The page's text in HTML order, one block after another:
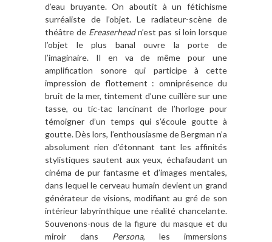
d’eau bruyante. On aboutit à un fétichisme
surréaliste de l’objet. Le radiateur-scène de
théâtre de Ereaserheadn’est pas si loin lorsque
l’objet le plus banal ouvre la porte de
l’imaginaire. Il en va de même pour une
amplification sonore qui participe à cette
impression de flottement : omniprésence du
bruit de la mer, tintement d’une cuillère sur une
tasse, ou tic-tac lancinant de l’horloge pour
témoigner d’un temps qui s’écoule goutte à
goutte. Dès lors, l’enthousiasme de Bergman n’a
absolument rien d’étonnant tant les affinités
stylistiques sautent aux yeux, échafaudant un
cinéma de pur fantasme et d’images mentales,
dans lequel le cerveau humain devient un grand
générateur de visions, modifiant au gré de son
intérieur labyrinthique une réalité chancelante.
Souvenons-nous de la figure du masque et du
miroir dans Persona, les immersions